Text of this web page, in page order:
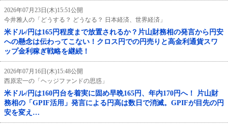
2026年07月23日(木)15:51公開
今井雅人の「どうする？ どうなる？ 日本経済、世界経済」
米ドル/円は165円程度まで放置されるか？片山財務相の発言から円安
への懸念は伝わってこない！クロス円での円売りと高金利通貨スワ
ップ金利稼ぎ戦略を継続！
2026年07月16日(木)15:48公開
西原宏一の「ヘッジファンドの思惑」
米ドル/円は160円台を着実に固め早晩165円、年内170円へ！ 片山財
務相の「GPIF活用」発言による円高は数日で消滅。GPIFが目先の円
安を変え…